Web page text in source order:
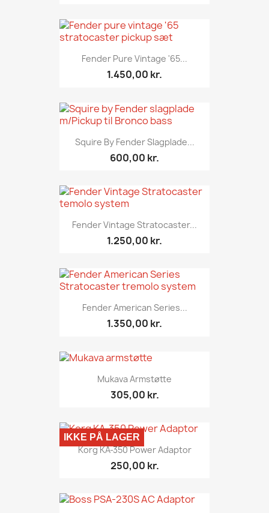
Fender Pure Vintage '65...
1.450,00 kr.
Squire By Fender Slagplade...
600,00 kr.
Fender Vintage Stratocaster...
1.250,00 kr.
Fender American Series...
1.350,00 kr.
Mukava Armstøtte
305,00 kr.
Korg KA-350 Power Adaptor
250,00 kr.
IKKE PÅ LAGER